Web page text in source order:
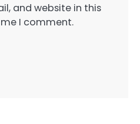
and website in this
I comment.